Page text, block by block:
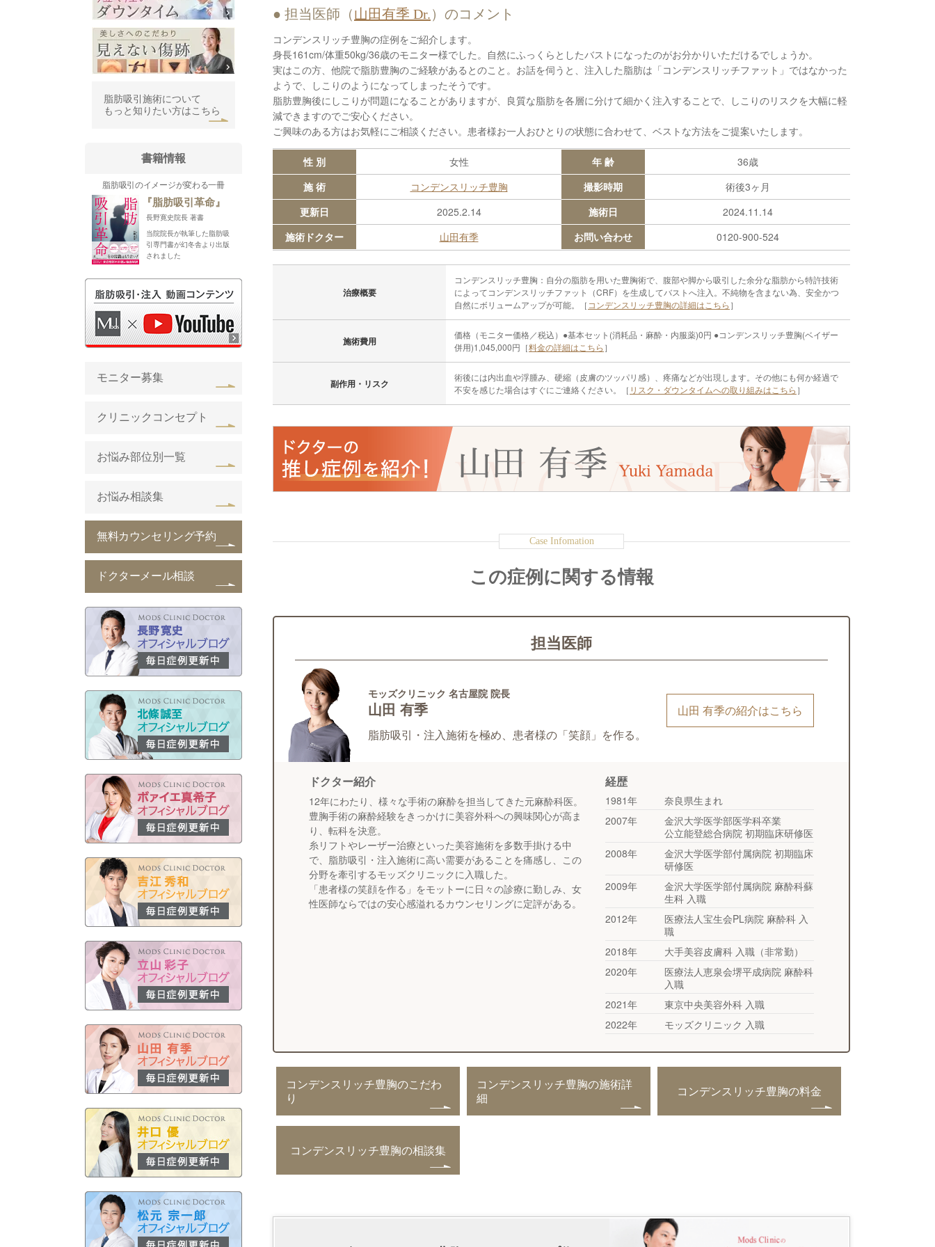
担当医師（山田有季 Dr.）のコメント
コンデンスリッチ豊胸の症例をご紹介します。
身長161cm/体重50kg/36歳のモニター様でした。自然にふっくらとしたバストになったのがお分かりいただけるでしょうか。
実はこの方、他院で脂肪豊胸のご経験があるとのこと。お話を伺うと、注入した脂肪は「コンデンスリッチファット」ではなかった
ようで、しこりのようになってしまったそうです。
脂肪豊胸後にしこりが問題になることがありますが、良質な脂肪を各層に分けて細かく注入することで、しこりのリスクを大幅に軽
減できますのでご安心ください。
ご興味のある方はお気軽にご相談ください。患者様お一人おひとりの状態に合わせて、ベストな方法をご提案いたします。
性 別 女性 年 齢
36歳
施 術
コンデンスリッチ豊胸 撮影時期
術後3ヶ月
更新日
2025.2.14 施術日
2024.11.14
施術ドクター
山田有季 お問い合わせ 0120-900-524
治療概要
コンデンスリッチ豊胸：自分の脂肪を用いた豊胸術で、腹部や脚から吸引した余分な脂肪から特許技術
によってコンデンスリッチファット（CRF）を生成してバストへ注入。不純物を含まない為、安全かつ
自然にボリュームアップが可能。［ コンデンスリッチ豊胸の詳細はこちら ］
施術費用
価格（モニター価格／税込）●基本セット(消耗品・麻酔・内服薬)0円 ●コンデンスリッチ豊胸(ベイザー
併用)1,045,000円［料金の詳細はこちら ］
副作用・リスク
術後には内出血や浮腫み、硬縮（皮膚のツッパリ感）、疼痛などが出現します。その他にも何か経過で
不安を感じた場合はすぐにご連絡ください。［ リスク・ダウンタイムへの取り組みはこちら ］
この症例に関する情報
担当医師
モッズクリニック 名古屋院 院長
山田 有季
脂肪吸引・注入施術を極め、患者様の「笑顔」を作る。
山田 有季の紹介はこちら
ドクター紹介
12年にわたり、様々な手術の麻酔を担当してきた元麻酔科医。
豊胸手術の麻酔経験をきっかけに美容外科への興味関心が高ま
り、転科を決意。
糸リフトやレーザー治療といった美容施術を多数手掛ける中
で、脂肪吸引・注入施術に高い需要があることを痛感し、この
分野を牽引するモッズクリニックに入職した。
「患者様の笑顔を作る」をモットーに日々の診療に勤しみ、女
性医師ならではの安心感溢れるカウンセリングに定評がある。
経歴
1981年
奈良県生まれ
2007年
金沢大学医学部医学科卒業
公立能登総合病院 初期臨床研修医
2008年
金沢大学医学部付属病院 初期臨床
研修医
2009年
金沢大学医学部付属病院 麻酔科蘇
生科 入職
2012年
医療法人宝生会PL病院 麻酔科 入
職
2018年
大手美容皮膚科 入職（非常勤）
2020年
医療法人恵泉会堺平成病院 麻酔科
入職
2021年
東京中央美容外科 入職
2022年
モッズクリニック 入職
コンデンスリッチ豊胸のこだわ
り
コンデンスリッチ豊胸の施術詳
細
コンデンスリッチ豊胸の料金
コンデンスリッチ豊胸の相談集
脂肪吸引施術について
もっと知りたい方はこちら
書籍情報
脂肪吸引のイメージが変わる一冊
『脂肪吸引革命』
長野寛史院長 著書
当院院長が執筆した脂肪吸
引専門書が幻冬舎より出版
されました
モニター募集
クリニックコンセプト
お悩み部位別一覧
お悩み相談集
無料カウンセリング予約
ドクターメール相談